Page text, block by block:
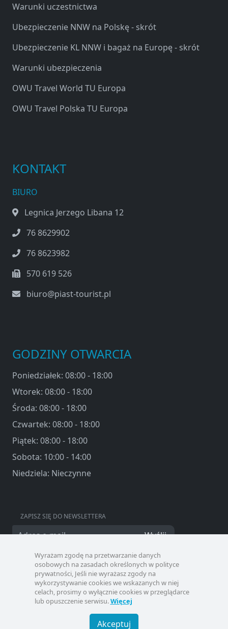
Wyrażam zgodę na przetwarzanie danych
osobowych na zasadach określonych w polityce
prywatności, Jeśli nie wyrażasz zgody na
wykorzystywanie cookies we wskazanych w niej
celach, prosimy o wyłącznie cookies w przeglądarce
lub opuszczenie serwisu.Więcej
Akceptuj
ZAPISZ SIĘ DO NEWSLETTERA
Wyślij
Warunki uczestnictwa
Ubezpieczenie NNW na Polskę - skrót
Ubezpieczenie KL NNW i bagaż na Europę - skrót
Warunki ubezpieczenia
OWU Travel World TU Europa
OWU Travel Polska TU Europa
KONTAKT
BIURO
Legnica Jerzego Libana 12
76 8629902
76 8623982
570 619 526
biuro@piast-tourist.pl
GODZINY OTWARCIA
Poniedziałek: 08:00 - 18:00
Wtorek: 08:00 - 18:00
Środa: 08:00 - 18:00
Czwartek: 08:00 - 18:00
Piątek: 08:00 - 18:00
Sobota: 10:00 - 14:00
Niedziela: Nieczynne